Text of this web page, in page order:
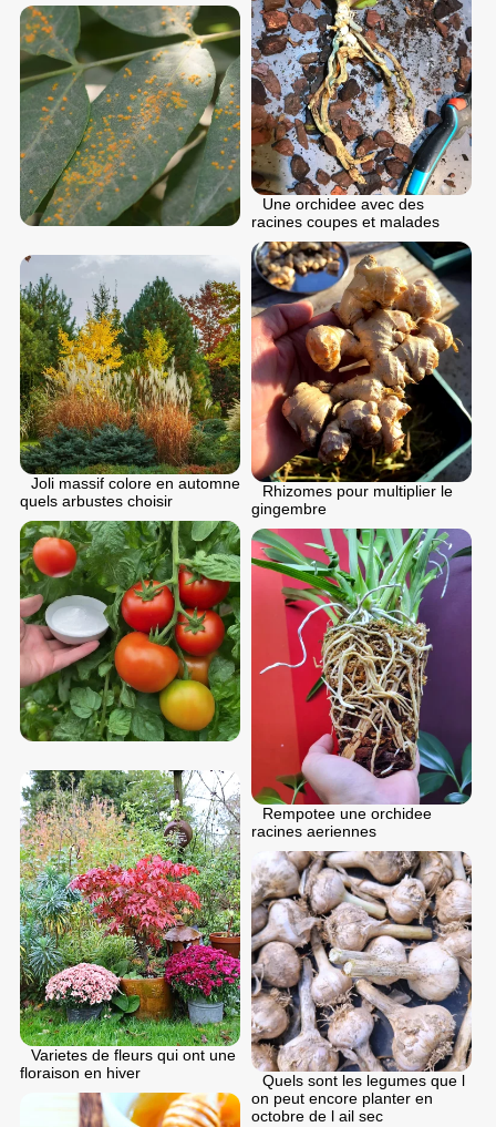
Une orchidee avec des
racines coupes et malades
Rhizomes pour multiplier le
gingembre
Joli massif colore en automne
quels arbustes choisir
Rempotee une orchidee
racines aeriennes
Varietes de fleurs qui ont une
floraison en hiver
Quels sont les legumes que l
on peut encore planter en
octobre de l ail sec